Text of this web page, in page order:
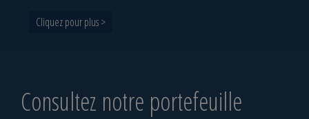
Cliquez pour plus >
Consultez notre portefeuille